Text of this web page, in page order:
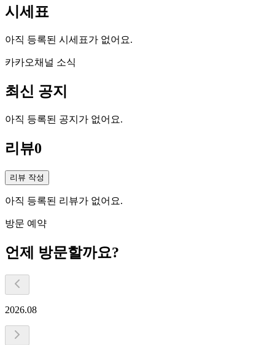
시세표
아직 등록된 시세표가 없어요.
카카오채널 소식
최신 공지
아직 등록된 공지가 없어요.
리뷰0
리뷰 작성
아직 등록된 리뷰가 없어요.
방문 예약
언제 방문할까요?
2026.08